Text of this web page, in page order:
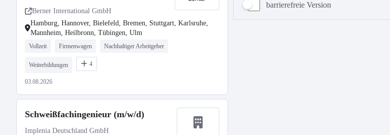
Berner International GmbH
Hamburg, Hannover, Bielefeld, Bremen, Stuttgart, Karlsruhe,
Mannheim, Heilbronn, Tübingen, Ulm
Vollzeit Firmenwagen Nachhaltiger Arbeitgeber
Weiterbildungen 4
03.08.2026
Schweißfachingenieur (m/w/d)
Implenia Deutschland GmbH
barrierefreie Version